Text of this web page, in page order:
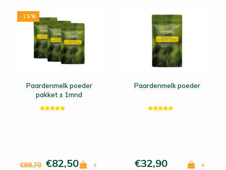
-16%
Paardenmelk poeder
pakket ± 1mnd
€98,70 €82,50 +
Paardenmelk poeder
€32,90 +